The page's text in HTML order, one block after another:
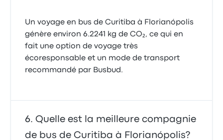
Un voyage en bus de Curitiba à Florianópolis
génère environ 6.2241 kg de CO₂, ce qui en
fait une option de voyage très
écoresponsable et un mode de transport
recommandé par Busbud.
Quelle est la meilleure compagnie
de bus de Curitiba à Florianópolis?